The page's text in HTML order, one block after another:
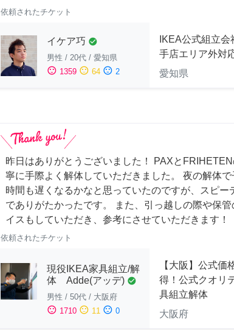
依頼されたチケット
イケア巧 check_circle
男性 / 20代 / 愛知県
sentiment_satisfied 1359 sentiment_neutral 64 sentiment_dissatisfied 2
IKEA公式組立
手店エリア外対
愛知県
昨日はありがとうございました！ PAXと
寧に手際よく解体していただきました。 夜の解体で
時間も遅くなるかなと思っていたのですが、スピー
でありがたかったです。 また、引っ越しの際や保
イスもしていただき、参考にさせていただきます！
依頼されたチケット
現役IKEA家具組立/解
体 Adde(アッデ) check_circle
男性 / 50代 / 大阪府
sentiment_satisfied 1710 sentiment_neutral 11 sentiment_dissatisfied 0
【大阪】公式価
得！公式クオリ
具組立解体
大阪府